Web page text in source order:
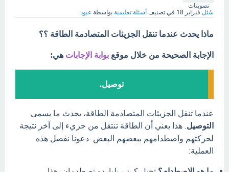
تصويتات
سُئل فبراير 18 في تصنيف أسئلة تعليمية بواسطة عبود
ماذا يحدث عندما تنقل الجزيئات المتصادمة الطاقة ؟؟
الإجابة الصحيحة من خلال موقع بوابة الإجابات هي:
توصيل.
عندما تنقل الجزيئات المتصادمة الطاقة، يحدث ما يسمى
التوصيل . هذا يعني أن الطاقة تنتقل من جزيء إلى آخر نتيجة
لحركتهم واصطدامهم ببعضهم البعض. دعونا نفصل هذه
العملية: